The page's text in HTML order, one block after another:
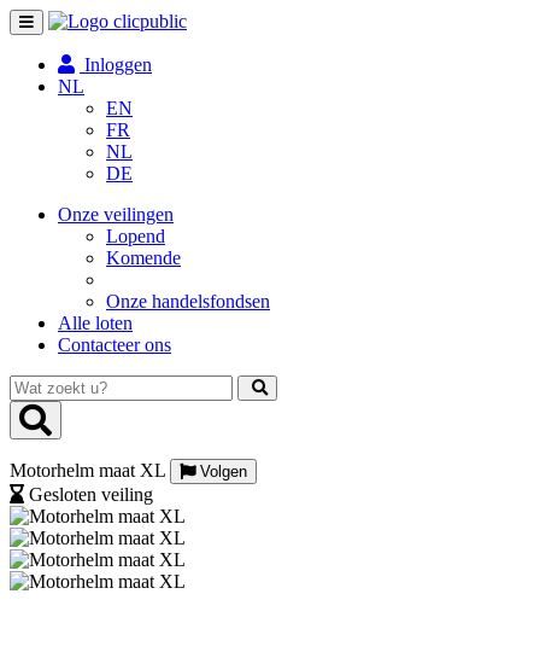
Toggle
navigation
Inloggen
NL
EN
FR
NL
DE
Onze veilingen
Lopend
Komende
Onze handelsfondsen
Alle loten
Contacteer ons
Wat
zoekt
u?
Motorhelm maat XL Volgen
Gesloten veiling